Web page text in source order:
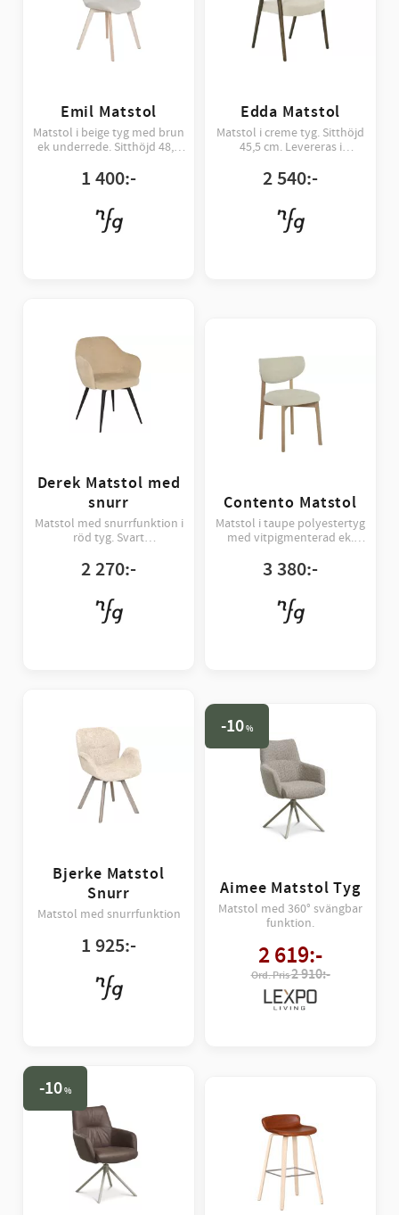
Emil Matstol
Matstol i beige tyg med brun
ek underrede. Sitthöjd 48,5
1 400:-
Edda Matstol
Matstol i creme tyg. Sitthöjd
45,5 cm. Levereras i
2 540:-
Derek Matstol med
snurr
Matstol med snurrfunktion i
röd tyg. Svart
cm. Förpackning om 2 st.
2 270:-
Contento Matstol
Matstol i taupe polyestertyg
med vitpigmenterad ek.
monterad.
3 380:-
Bjerke Matstol
Snurr
Matstol med snurrfunktion
1 925:-
Aimee Matstol Tyg
Matstol med 360° svängbar
funktion.
2 619:-
2 910:-
10%
10%